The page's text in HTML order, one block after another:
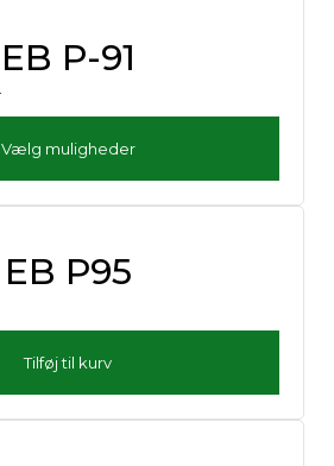
EB P-91
Vælg muligheder
EB P95
Tilføj til kurv